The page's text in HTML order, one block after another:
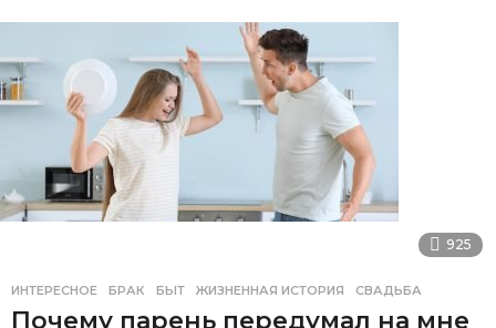
925
ИНТЕРЕСНОЕ БРАК ,БЫТ ,ЖИЗНЕННАЯ ИСТОРИЯ ,СВАДЬБА
Почему парень передумал на мне